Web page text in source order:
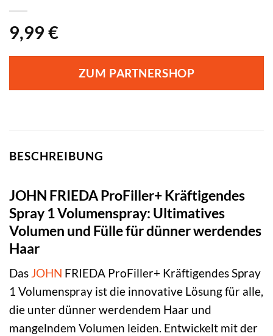
9,99 €
ZUM PARTNERSHOP
BESCHREIBUNG
JOHN FRIEDA ProFiller+ Kräftigendes
Spray 1 Volumenspray: Ultimatives
Volumen und Fülle für dünner werdendes
Haar
Das JOHN FRIEDA ProFiller+ Kräftigendes Spray
1 Volumenspray ist die innovative Lösung für alle,
die unter dünner werdendem Haar und
mangelndem Volumen leiden. Entwickelt mit der